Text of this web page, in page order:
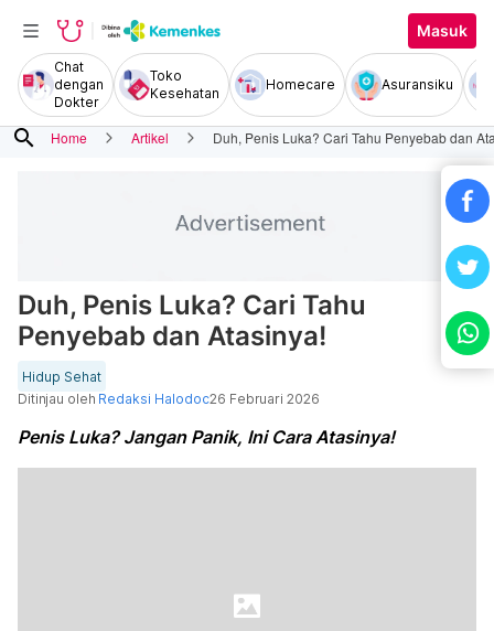
Masuk
Chat
dengan
Dokter
Toko
Kesehatan
Homecare Asuransiku
search Home Artikel Duh, Penis Luka? Cari Tahu Penyebab dan
Duh, Penis Luka? Cari Tahu
Penyebab dan Atasinya!
Hidup Sehat
Ditinjau oleh Redaksi Halodoc26 Februari 2026
Penis Luka? Jangan Panik, Ini Cara Atasinya!